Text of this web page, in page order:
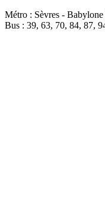
Métro : Sèvres -
Bus : 39, 63, 70, 84, 87,